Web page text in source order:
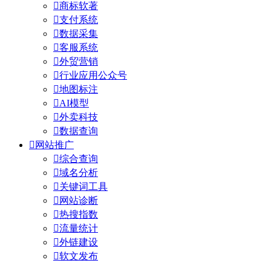
商标软著
支付系统
数据采集
客服系统
外贸营销
行业应用公众号
地图标注
AI模型
外卖科技
数据查询
 网站推广
综合查询
域名分析
关键词工具
 网站诊断
热搜指数
流量统计
外链建设
软文发布